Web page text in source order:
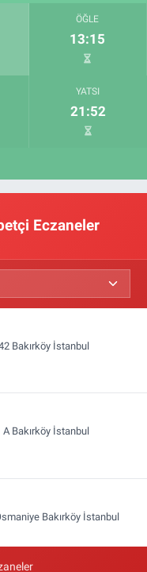
ÖĞLE
13:15
YATSI
21:52
Eczaneler
Bakırköy İstanbul
Bakırköy İstanbul
Bakırköy İstanbul